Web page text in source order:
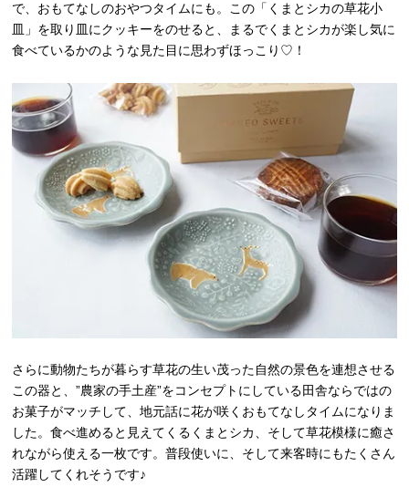
で、おもてなしのおやつタイムにも。この「くまとシカの草花小
皿」を取り皿にクッキーをのせると、まるでくまとシカが楽し気に
食べているかのような見た目に思わずほっこり♡！
さらに動物たちが暮らす草花の生い茂った自然の景色を連想させる
この器と、”農家の手土産”をコンセプトにしている田舎ならではの
お菓子がマッチして、地元話に花が咲くおもてなしタイムになりま
した。食べ進めると見えてくるくまとシカ、そして草花模様に癒さ
れながら使える一枚です。普段使いに、そして来客時にもたくさん
活躍してくれそうです♪